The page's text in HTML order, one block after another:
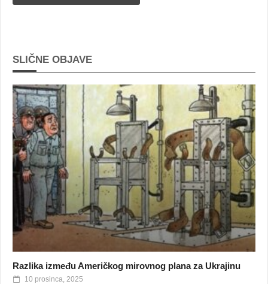
SLIČNE OBJAVE
Razlika između Američkog mirovnog plana za Ukrajinu
10 prosinca, 2025